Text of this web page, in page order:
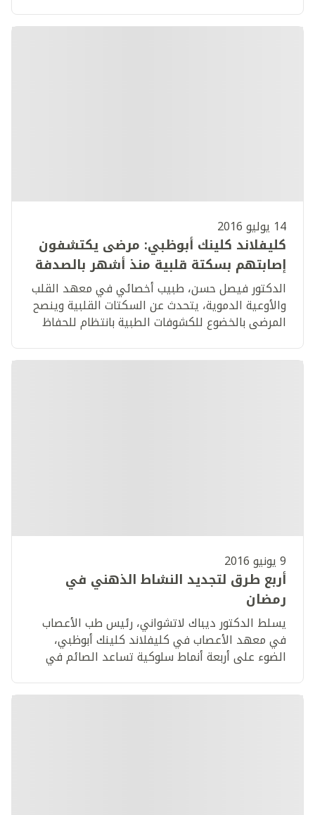
14 يوليو 2016
كليفلاند كلينك أبوظبي: مرضى يكتشفون
إصابتهم بسكتة قلبية منذ أشهر بالصدفة
الدكتور فيصل حسن، طبيب أخصائي في معهد القلب
والأوعية الدموية، يتحدث عن السكتات القلبية وينصح
المرضى بالخضوع للكشوفات الطبية بانتظام للحفاظ
9 يونيو 2016
أربع طرق لتجديد النشاط الذهني في
رمضان
يسلط الدكتور ديباك لاتشواني، رئيس طب الأعصاب
في معهد الأعصاب في كليفلاند كلينك أبوظبي،
الضوء على أربعة أنماط سلوكية تساعد الصائم في